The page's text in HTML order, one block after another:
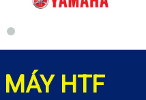
MÁY HTF